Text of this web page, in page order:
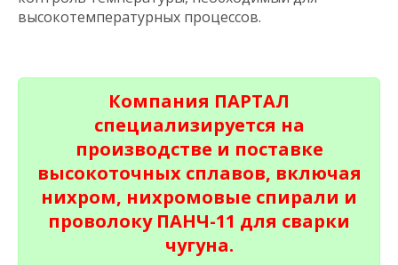
высокотемпературных процессов.
Компания ПАРТАЛ
специализируется на
производстве и поставке
высокоточных сплавов, включая
нихром, нихромовые спирали и
проволоку ПАНЧ-11 для сварки
чугуна.